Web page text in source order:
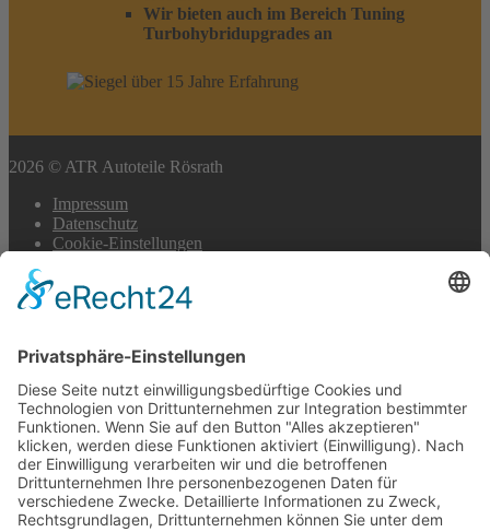
Wir bieten auch im Bereich Tuning
Turbohybridupgrades an
2026 © ATR Autoteile Rösrath
Impressum
Datenschutz
Cookie-Einstellungen
Scroll